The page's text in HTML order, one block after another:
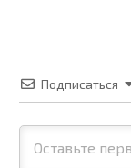
Подписаться